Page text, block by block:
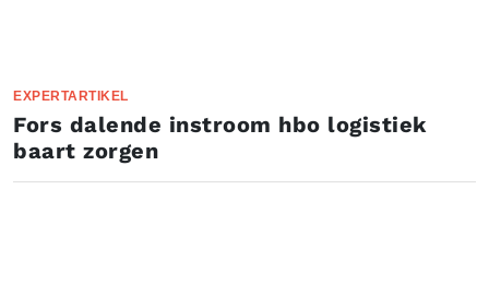
EXPERTARTIKEL
Fors dalende instroom hbo logistiek
baart zorgen